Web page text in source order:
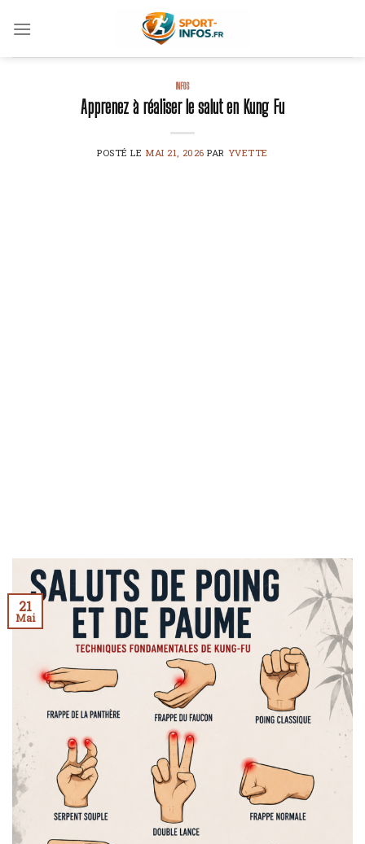
INFOS
Apprenez à réaliser le salut en Kung Fu
POSTÉ LE MAI 21, 2026 PAR YVETTE
21
Mai